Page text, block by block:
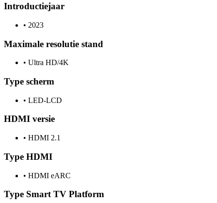
Introductiejaar
• 2023
Maximale resolutie stand
• Ultra HD/4K
Type scherm
• LED-LCD
HDMI versie
• HDMI 2.1
Type HDMI
• HDMI eARC
Type Smart TV Platform